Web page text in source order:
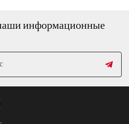
информационные